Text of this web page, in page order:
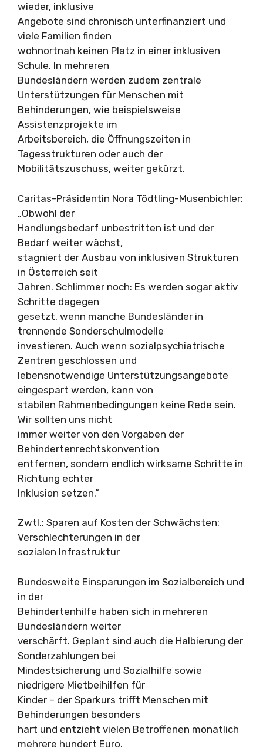
wieder, inklusive
Angebote sind chronisch unterfinanziert und
viele Familien finden
wohnortnah keinen Platz in einer inklusiven
Schule. In mehreren
Bundesländern werden zudem zentrale
Unterstützungen für Menschen mit
Behinderungen, wie beispielsweise
Assistenzprojekte im
Arbeitsbereich, die Öffnungszeiten in
Tagesstrukturen oder auch der
Mobilitätszuschuss, weiter gekürzt.
Caritas-Präsidentin Nora Tödtling-Musenbichler:
„Obwohl der
Handlungsbedarf unbestritten ist und der
Bedarf weiter wächst,
stagniert der Ausbau von inklusiven Strukturen
in Österreich seit
Jahren. Schlimmer noch: Es werden sogar aktiv
Schritte dagegen
gesetzt, wenn manche Bundesländer in
trennende Sonderschulmodelle
investieren. Auch wenn sozialpsychiatrische
Zentren geschlossen und
lebensnotwendige Unterstützungsangebote
eingespart werden, kann von
stabilen Rahmenbedingungen keine Rede sein.
Wir sollten uns nicht
immer weiter von den Vorgaben der
Behindertenrechtskonvention
entfernen, sondern endlich wirksame Schritte in
Richtung echter
Inklusion setzen.“
Zwtl.: Sparen auf Kosten der Schwächsten:
Verschlechterungen in der
sozialen Infrastruktur
Bundesweite Einsparungen im Sozialbereich und
in der
Behindertenhilfe haben sich in mehreren
Bundesländern weiter
verschärft. Geplant sind auch die Halbierung der
Sonderzahlungen bei
Mindestsicherung und Sozialhilfe sowie
niedrigere Mietbeihilfen für
Kinder – der Sparkurs trifft Menschen mit
Behinderungen besonders
hart und entzieht vielen Betroffenen monatlich
mehrere hundert Euro.